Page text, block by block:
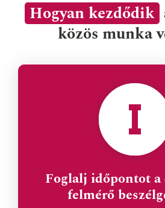
Hogyan kezdődik
közös munka
Foglalj időpontot
felmérő